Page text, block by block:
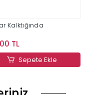
Kalktığında
TL
Sepete Ekle